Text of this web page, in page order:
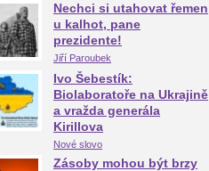
Nechci si utahovat řemen
u kalhot, pane
prezidente!
Jiří Paroubek
Ivo Šebestík:
Biolaboratoře na Ukrajině
a vražda generála
Kirillova
Nové slovo
Zásoby mohou být brzy